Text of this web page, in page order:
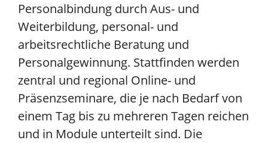
Personalbindung durch Aus- und
Weiterbildung, personal- und
arbeitsrechtliche Beratung und
Personalgewinnung. Stattfinden werden
zentral und regional Online- und
Präsenzseminare, die je nach Bedarf von
einem Tag bis zu mehreren Tagen reichen
und in Module unterteilt sind. Die